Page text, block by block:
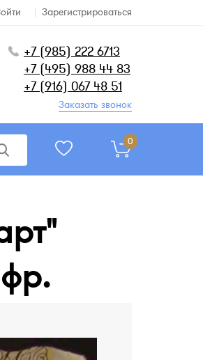
Зарегистрироваться
+7 (985) 222 6713
+7 (495) 988 44 83
+7 (916) 067 48 51
Заказать звонок
0